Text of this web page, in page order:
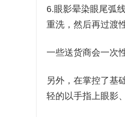
6.眼影晕染眼尾弧
重洗，然后再过渡
一些送货商会一次
另外，在掌控了基
轻的以手指上眼影